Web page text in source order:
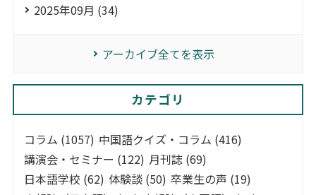
2025年09月 (34)
アーカイブ全てを表示
カテゴリ
コラム (1057) 中国語クイズ・コラム (416)
講演会・セミナー (122) 月刊誌 (69)
日本語学校 (62) 体験談 (50) 卒業生の声 (19)